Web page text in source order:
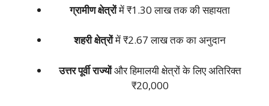
ग्रामीण क्षेत्रोंमें ₹1.30 लाख तक की सहायता
शहरी क्षेत्रोंमें ₹2.67 लाख तक का अनुदान
उत्तर पूर्वी राज्योंऔर हिमालयी क्षेत्रों के लिए अतिरिक्त
₹20,000